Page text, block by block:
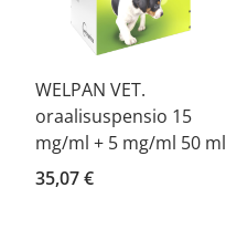
WELPAN VET.
oraalisuspensio 15
mg/ml + 5 mg/ml 50 ml
35,07 €